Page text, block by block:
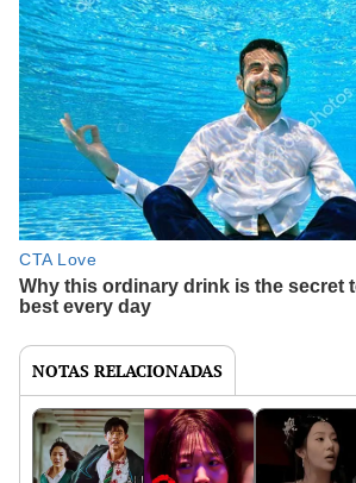
NOTAS RELACIONADAS